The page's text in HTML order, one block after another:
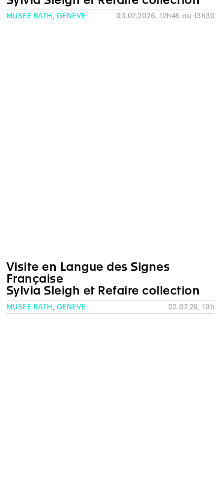
MUSÉE RATH, GENÈVE 03.07.2026, 12h45 ou 13h30
Visite en Langue des Signes
Française
Sylvia Sleigh et Refaire collection
MUSÉE RATH, GENÈVE 02.07.26, 19h